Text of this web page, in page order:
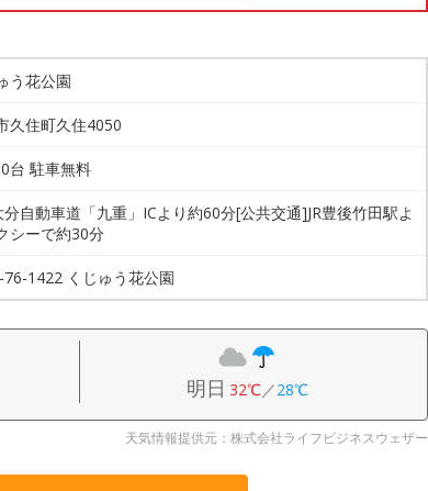
う花公園
久住町久住4050
台 駐車無料
自動車道「九重」ICより約60分[公共交通]JR豊後竹田駅よ
シーで約30分
1422 くじゅう花公園
明日 32℃／28℃
天気情報提供元：株式会社ライフビジネスウェザー